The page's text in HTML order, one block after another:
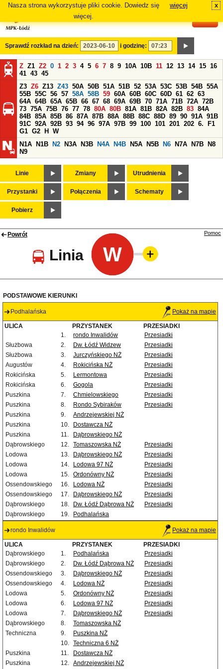
Nasza strona wykorzystuje pliki cookie. Dowiedz się
więcej.
więcej x
Sprawdź rozkład na dzień: i godzinę:
Z Z1 Z2 0 1 2 3 4 5 6 7 8 9 10A 10B 11 12 13 14 15 16
41 43 45
Z3 Z6 Z13 Z43 50A 50B 51A 51B 52 53A 53C 53B 54B 55A
55B 55C 56 57 58A 58B 59 60A 60B 60C 60D 61 62 63
64A 64B 65A 65B 66 67 68 69A 69B 70 71A 71B 72A 72B
73 75A 75B 76 77 78 80A 80B 81A 81B 82A 82B 83 84A
84B 85A 85B 86 87A 87B 88A 88B 88C 88D 89 90 91A 91B
91C 92A 92B 93 94 96 97A 97B 99 100 101 201 202 6.
F1
G1 G2 H
W
N1A
N1B N2 N3A N3B N4A N4B N5A N5B N6 N7A N7B
N8
N9
Linie Zmiany Utrudnienia
Przystanki Połączenia Schematy
Pobierz
Powrót
Linia W
Pomoc
PODSTAWOWE KIERUNKI
Podhalańska Pokaż na mapie
ULICA PRZYSTANEK
PRZESIADKI
1.
rondo Inwalidów
Przesiadki
Służbowa
2. Dw. Łódź Widzew
Przesiadki
Służbowa
3. Jurczyńskiego NŻ
Przesiadki
Augustów
4. Rokicińska NŻ
Przesiadki
Rokicińska
5. Lermontowa
Przesiadki
Rokicińska
6. Gogola
Przesiadki
Puszkina
7. Chmielowskiego
Przesiadki
Puszkina
8. Rondo Sybiraków
Przesiadki
Puszkina
9.
Andrzejewskiej NŻ
Puszkina
10.
Dostawcza NŻ
Puszkina
11.
Dąbrowskiego NŻ
Dąbrowskiego
12. Tomaszowska NŻ
Przesiadki
Lodowa
13. Dąbrowskiego NŻ
Przesiadki
Lodowa
14. Lodowa 97 NŻ
Przesiadki
Lodowa
15. Ordonówny NŻ
Przesiadki
Ossendowskiego
16. Lodowa NŻ
Przesiadki
Ossendowskiego
17. Dąbrowskiego NŻ
Przesiadki
Dąbrowskiego
18. Dw. Łódź Dąbrowa NŻ
Przesiadki
Dąbrowskiego
19. Podhalańska
rondo Inwalidów Pokaż na mapie
ULICA PRZYSTANEK
PRZESIADKI
Dąbrowskiego
1. Podhalańska
Przesiadki
Dąbrowskiego
2. Dw. Łódź Dąbrowa NŻ
Przesiadki
Ossendowskiego
3. Dąbrowskiego NŻ
Przesiadki
Ossendowskiego
4. Lodowa NŻ
Przesiadki
Lodowa
5. Ordonówny NŻ
Przesiadki
Lodowa
6. Lodowa 97 NŻ
Przesiadki
Lodowa
7. Dąbrowskiego NŻ
Przesiadki
Dąbrowskiego
8.
Tomaszowska NŻ
Techniczna
9.
Puszkina NŻ
10. Techniczna 6 NŻ
Puszkina
11.
Dostawcza NŻ
Puszkina
12. Andrzejewskiej NŻ